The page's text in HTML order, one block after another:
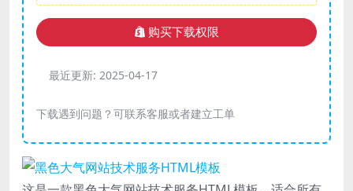
购买下载权限
最近更新: 2025-04-17
下载遇到问题？可联系客服或者建立工单